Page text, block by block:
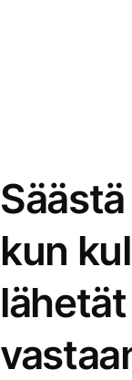
kun